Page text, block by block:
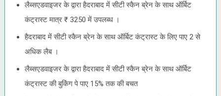
लैब्सएडवाइजर के द्वारा हैदराबाद में सीटी स्कैन ब्रेन के साथ ऑर्बिट
कंट्रास्ट मात्र ₹ 3250 में उपलब्ध ।
हैदराबाद में सीटी स्कैन ब्रेन के साथ ऑर्बिट कंट्रास्ट के लिए पाए 2 से
अधिक लैब ।
लैब्सएडवाइजर के द्वारा हैदराबाद में सीटी स्कैन ब्रेन के साथ ऑर्बिट
कंट्रास्ट की बुकिंग पे पाए 15% तक की बचत